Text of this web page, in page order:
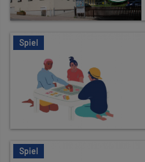
Spiel
Spiel